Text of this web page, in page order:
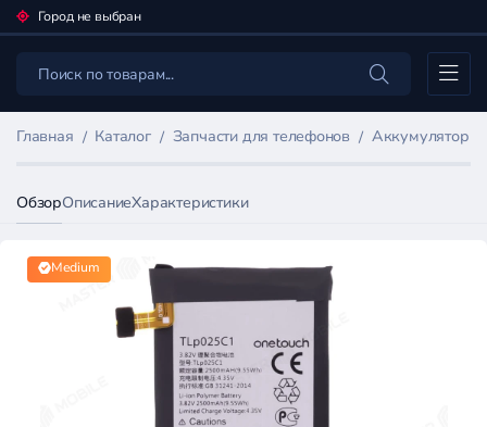
Город не выбран
Каталог
Главная Каталог Запчасти для телефонов Аккумуляторы
ОбзорОписаниеХарактеристики
Medium